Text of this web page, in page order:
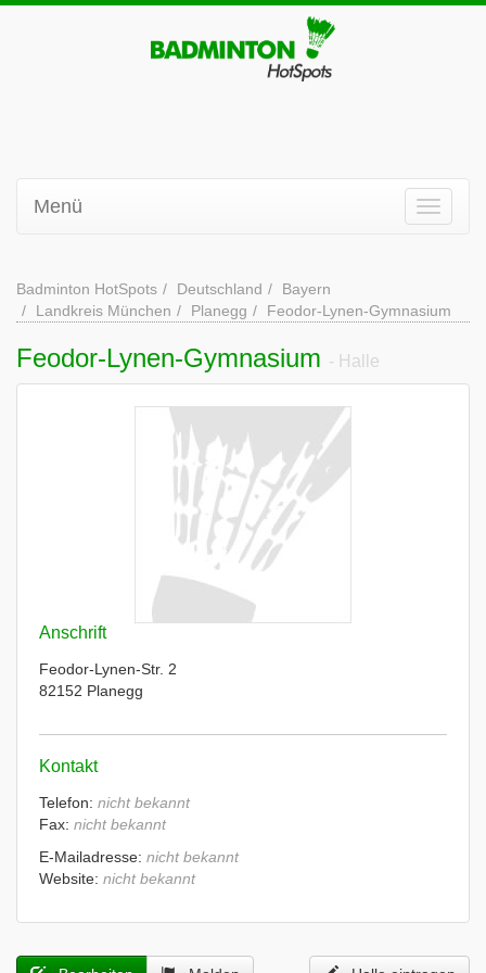
Menü
Badminton HotSpots Deutschland
Bayern
Landkreis München
Planegg Feodor-Lynen-Gymnasium
Feodor-Lynen-Gymnasium - Halle
Anschrift
Feodor-Lynen-Str. 2
82152 Planegg
Kontakt
Telefon: nicht bekannt
Fax: nicht bekannt
E-Mailadresse: nicht bekannt
Website: nicht bekannt